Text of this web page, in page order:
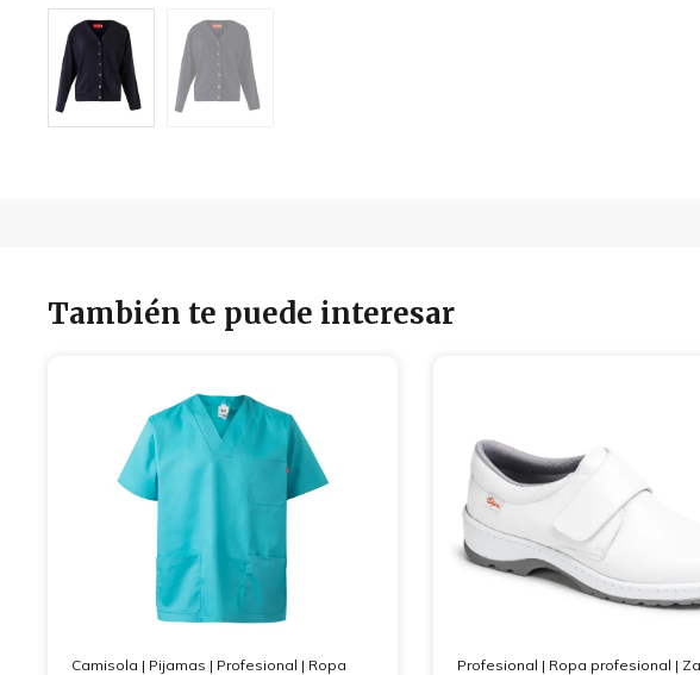
También te puede interesar
Camisola | Pijamas | Profesional | Ropa
Profesional | Ropa profesional |